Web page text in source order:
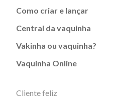
Como criar e lançar
Central da vaquinha
Vakinha ou vaquinha?
Vaquinha Online
Cliente feliz